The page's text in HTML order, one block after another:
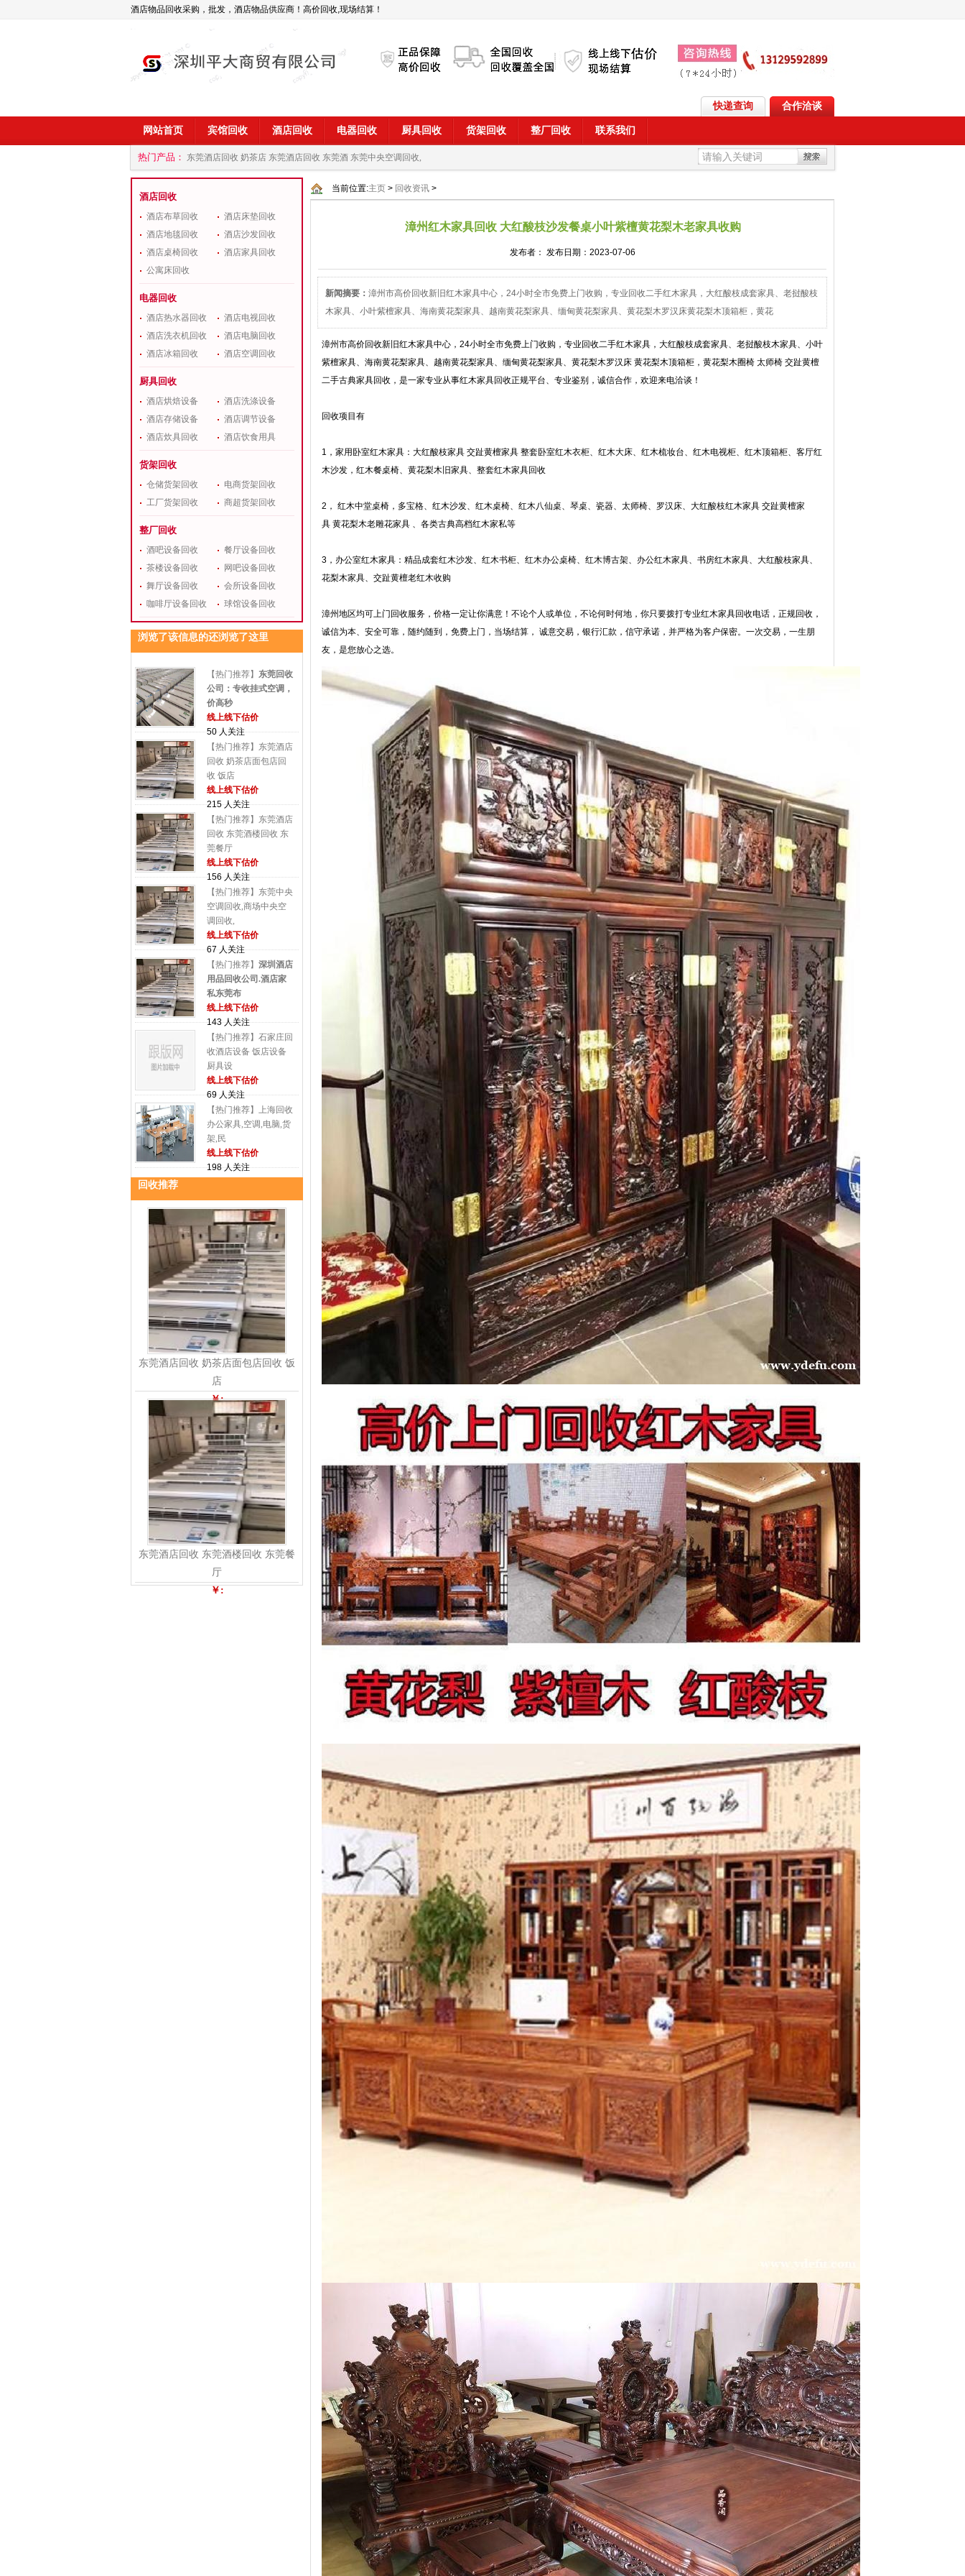
酒店物品回收采购，批发，酒店物品供应商！高价回收,现场结算！
快递查询 合作洽谈
网站首页 宾馆回收 酒店回收 电器回收 厨具回收 货架回收 整厂回收 联系我们
热门产品： 东莞酒店回收 奶茶店 东莞酒店回收 东莞酒 东莞中央空调回收,
商 深圳酒店用品回收公司
酒店回收
酒店布草回收
酒店床垫回收
酒店地毯回收
酒店沙发回收
酒店桌椅回收
酒店家具回收
公寓床回收
电器回收
酒店热水器回收
酒店电视回收
酒店洗衣机回收
酒店电脑回收
酒店冰箱回收
酒店空调回收
厨具回收
酒店烘焙设备
酒店洗涤设备
酒店存储设备
酒店调节设备
酒店炊具回收
酒店饮食用具
货架回收
仓储货架回收
电商货架回收
工厂货架回收
商超货架回收
整厂回收
酒吧设备回收
餐厅设备回收
茶楼设备回收
网吧设备回收
舞厅设备回收
会所设备回收
咖啡厅设备回收
球馆设备回收
浏览了该信息的还浏览了这里
【热门推荐】 东莞回收
公司：专收挂式空调，
价高秒
线上线下估价
50 人关注
【热门推荐】东莞酒店
回收 奶茶店面包店回
收 饭店
线上线下估价
215 人关注
【热门推荐】东莞酒店
回收 东莞酒楼回收 东
莞餐厅
线上线下估价
156 人关注
【热门推荐】东莞中央
空调回收,商场中央空
调回收,
线上线下估价
67 人关注
【热门推荐】 深圳酒店
用品回收公司.酒店家
私东莞布
线上线下估价
143 人关注
【热门推荐】石家庄回
收酒店设备 饭店设备
厨具设
线上线下估价
69 人关注
【热门推荐】上海回收
办公家具,空调,电脑,货
架,民
线上线下估价
198 人关注
回收推荐
东莞酒店回收 奶茶店面包店回收 饭
店
￥:
东莞酒店回收 东莞酒楼回收 东莞餐
厅
￥:
当前位置:主页 > 回收资讯 >
漳州红木家具回收 大红酸枝沙发餐桌小叶紫檀黄花梨木老家具收购
发布者： 发布日期：2023-07-06
新闻摘要： 漳州市高价回收新旧红木家具中心，24小时全市免费上门收购，专业回收二手红木家具，大红酸枝成套家具、老挝酸枝
木家具、小叶紫檀家具、海南黄花梨家具、越南黄花梨家具、缅甸黄花梨家具、黄花梨木罗汉床黄花梨木顶箱柜，黄花
漳州市高价回收新旧红木家具中心，24小时全市免费上门收购，专业回收二手红木家具，大红酸枝成套家具、老挝酸枝木家具、小叶
紫檀家具、海南黄花梨家具、越南黄花梨家具、缅甸黄花梨家具、黄花梨木罗汉床 黄花梨木顶箱柜，黄花梨木圈椅 太师椅 交趾黄檀
二手古典家具回收，是一家专业从事红木家具回收正规平台、专业鉴别，诚信合作，欢迎来电洽谈！
回收项目有
1，家用卧室红木家具：大红酸枝家具 交趾黄檀家具 整套卧室红木衣柜、红木大床、红木梳妆台、红木电视柜、红木顶箱柜、客厅红
木沙发，红木餐桌椅、黄花梨木旧家具、整套红木家具回收
2， 红木中堂桌椅，多宝格、红木沙发、红木桌椅、红木八仙桌、琴桌、瓷器、太师椅、罗汉床、大红酸枝红木家具 交趾黄檀家
具 黄花梨木老雕花家具 、各类古典高档红木家私等
3，办公室红木家具：精品成套红木沙发、红木书柜、红木办公桌椅、红木博古架、办公红木家具、书房红木家具、大红酸枝家具、
花梨木家具、交趾黄檀老红木收购
漳州地区均可上门回收服务，价格一定让你满意！不论个人或单位，不论何时何地，你只要拨打专业红木家具回收电话，正规回收，
诚信为本、安全可靠，随约随到，免费上门，当场结算， 诚意交易，银行汇款，信守承诺，并严格为客户保密。一次交易，一生朋
友，是您放心之选。